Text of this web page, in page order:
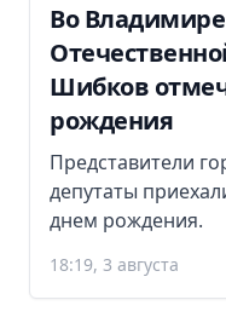
Во
Шибков
рождения
Представители
депутаты
днем рождения.
18:19, 3 августа